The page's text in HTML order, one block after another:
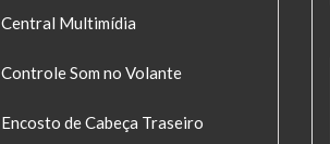
Central Multimídia
Controle Som no Volante
Encosto de Cabeça Traseiro